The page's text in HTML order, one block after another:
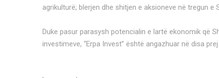
agrikulturë; blerjen dhe shitjen e aksioneve në tregun
Duke pasur parasysh potencialin e lartë ekonomik që
investimeve, “Erpa Invest” është angazhuar në disa